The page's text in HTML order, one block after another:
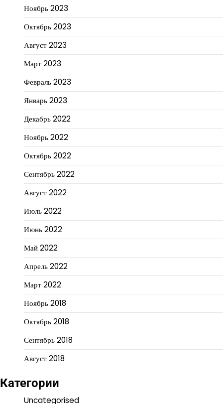
Ноябрь 2023
Октябрь 2023
Август 2023
Март 2023
Февраль 2023
Январь 2023
Декабрь 2022
Ноябрь 2022
Октябрь 2022
Сентябрь 2022
Август 2022
Июль 2022
Июнь 2022
Май 2022
Апрель 2022
Март 2022
Ноябрь 2018
Октябрь 2018
Сентябрь 2018
Август 2018
Категории
Uncategorised